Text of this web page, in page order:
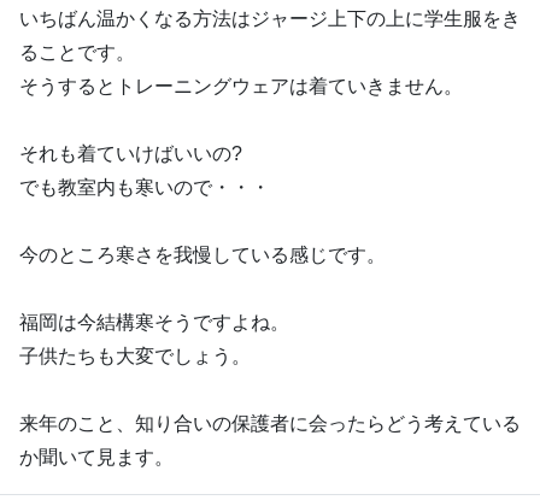
いちばん温かくなる方法はジャージ上下の上に学生服をき
ることです。
そうするとトレーニングウェアは着ていきません。
それも着ていけばいいの?
でも教室内も寒いので・・・
今のところ寒さを我慢している感じです。
福岡は今結構寒そうですよね。
子供たちも大変でしょう。
来年のこと、知り合いの保護者に会ったらどう考えている
か聞いて見ます。